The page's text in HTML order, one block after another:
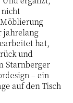
nicht
jahrelang
hat,
und
Starnberger
– ein
auf den Tisch